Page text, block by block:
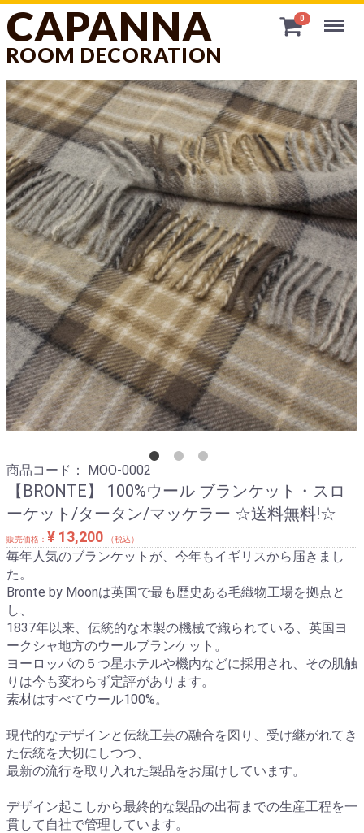
CAPANNA
ROOM DECORATION
0 Menu
商品コード： MOO-0002
【BRONTE】 100%ウール ブランケット・スロ
ーケット/タータン/マッケラー ☆送料無料!☆
販売価格： ¥ 13,200 （税込）
毎年人気のブランケットが、今年もイギリスから届きまし
た。
Bronte by Moonは英国で最も歴史ある毛織物工場を拠点と
し、
1837年以来、伝統的な木製の機械で織られている、英国ヨ
ークシャ地方のウールブランケット。
ヨーロッパの５つ星ホテルや機内などに採用され、その肌触
りは今も変わらず定評があります。
素材はすべてウール100%。
現代的なデザインと伝統工芸の融合を図り、受け継がれてき
た伝統を大切にしつつ、
最新の流行を取り入れた製品をお届けしています。
デザイン起こしから最終的な製品の出荷までの生産工程を一
貫して自社で管理しています。